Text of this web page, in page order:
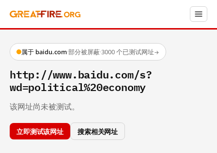
属于 baidu.com·部分被屏蔽·3000 个已测试网址→
http://www.baidu.com/s?
wd=political%20economy
该网址尚未被测试。
立即测试该网址 搜索相关网址